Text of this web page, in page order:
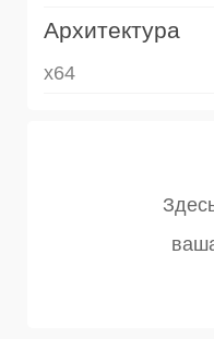
Архитектура
x64